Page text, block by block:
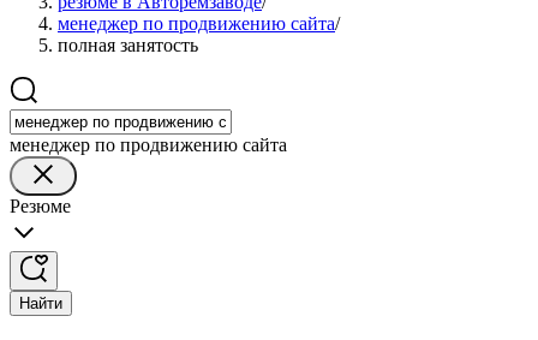
менеджер по продвижению сайта/
полная занятость
менеджер по продвижению сайта
Резюме
Найти